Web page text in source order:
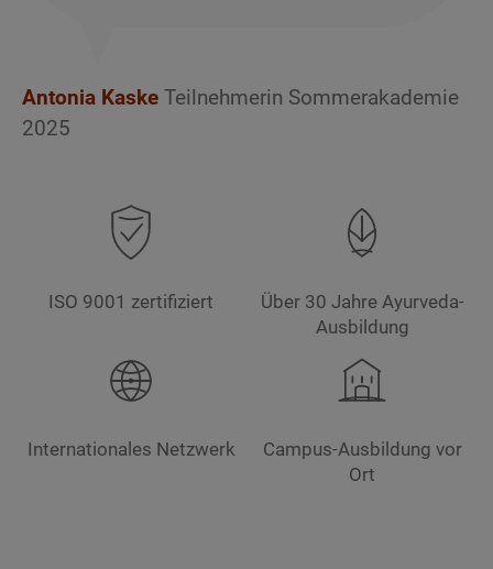
unglaublich freundlich
spürt sofort, dass man
willkommen ist. Ein
Highlight ist auch die
ayurvedische Küche:
frisch, liebevoll
zubereitet und einfach
köstlich! Die
Antonia Kaske Teilnehmerin Sommerakademie
2025
ISO 9001 zertifiziert
Über 30 Jahre Ayurveda-
Ausbildung
Internationales Netzwerk
Campus-Ausbildung vor
Ort